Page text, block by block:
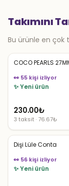
Takımını
Bu ürünle en çok
COCO PEARLS
👀 55 kişi izliyor
✨ Yeni ürün
230.00₺
3 taksit · 76.67₺
Dişi Lüle Conta
👀 56 kişi izliyor
✨ Yeni ürün